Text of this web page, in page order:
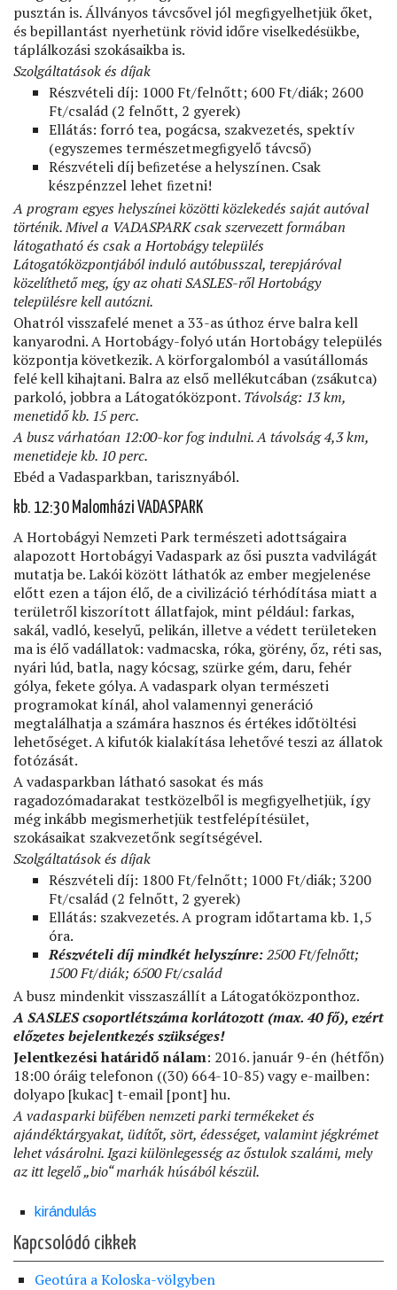
pusztán is. Állványos távcsővel jól megﬁgyelhetjük őket,
és bepillantást nyerhetünk rövid időre viselkedésükbe,
táplálkozási szokásaikba is.
Szolgáltatások és díjak
Részvételi díj: 1000 Ft/felnőtt; 600 Ft/diák; 2600
Ft/család (2 felnőtt, 2 gyerek)
Ellátás: forró tea, pogácsa, szakvezetés, spektív
(egyszemes természetmegﬁgyelő távcső)
Részvételi díj beﬁzetése a helyszínen. Csak
készpénzzel lehet ﬁzetni!
A program egyes helyszínei közötti közlekedés saját autóval
történik. Mivel a VADASPARK csak szervezett formában
látogatható és csak a Hortobágy település
Látogatóközpontjából induló autóbusszal, terepjáróval
közelíthető meg, így az ohati SASLES-ről Hortobágy
településre kell autózni.
Ohatról visszafelé menet a 33-as úthoz érve balra kell
kanyarodni. A Hortobágy-folyó után Hortobágy település
központja következik. A körforgalomból a vasútállomás
felé kell kihajtani. Balra az első mellékutcában (zsákutca)
parkoló, jobbra a Látogatóközpont. Távolság: 13 km,
menetidő kb. 15 perc.
A busz várhatóan 12:00-kor fog indulni. A távolság 4,3 km,
menetideje kb. 10 perc.
Ebéd a Vadasparkban, tarisznyából.
kb. 12:30 Malomházi VADASPARK
A Hortobágyi Nemzeti Park természeti adottságaira
alapozott Hortobágyi Vadaspark az ősi puszta vadvilágát
mutatja be. Lakói között láthatók az ember megjelenése
előtt ezen a tájon élő, de a civilizáció térhódítása miatt a
területről kiszorított állatfajok, mint például: farkas,
sakál, vadló, keselyű, pelikán, illetve a védett területeken
ma is élő vadállatok: vadmacska, róka, görény, őz, réti sas,
nyári lúd, batla, nagy kócsag, szürke gém, daru, fehér
gólya, fekete gólya. A vadaspark olyan természeti
programokat kínál, ahol valamennyi generáció
megtalálhatja a számára hasznos és értékes időtöltési
lehetőséget. A kifutók kialakítása lehetővé teszi az állatok
fotózását.
A vadasparkban látható sasokat és más
ragadozómadarakat testközelből is megﬁgyelhetjük, így
még inkább megismerhetjük testfelépítésület,
szokásaikat szakvezetőnk segítségével.
Szolgáltatások és díjak
Részvételi díj: 1800 Ft/felnőtt; 1000 Ft/diák; 3200
Ft/család (2 felnőtt, 2 gyerek)
Ellátás: szakvezetés. A program időtartama kb. 1,5
óra.
Részvételi díj mindkét helyszínre:2500 Ft/felnőtt;
1500 Ft/diák; 6500 Ft/család
A busz mindenkit visszaszállít a Látogatóközponthoz.
A SASLES csoportlétszáma korlátozott (max. 40 fő), ezért
előzetes bejelentkezés szükséges!
Jelentkezési határidő nálam: 2016. január 9-én (hétfőn)
18:00 óráig telefonon ((30) 664-10-85) vagy e-mailben:
dolyapo [kukac] t-email [pont] hu.
A vadasparki büfében nemzeti parki termékeket és
ajándéktárgyakat, üdítőt, sört, édességet, valamint jégkrémet
lehet vásárolni. Igazi különlegesség az őstulok szalámi, mely
az itt legelő „bio“ marhák húsából készül.
kirándulás
Kapcsolódó cikkek
Geotúra a Koloska-völgyben